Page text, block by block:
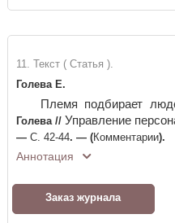
11. Текст ( Статья ).
Голева Е.
Племя подбирает
Голева // Управление
—С. 42-44. — (Комментарии).
Аннотация
Заказ журнала